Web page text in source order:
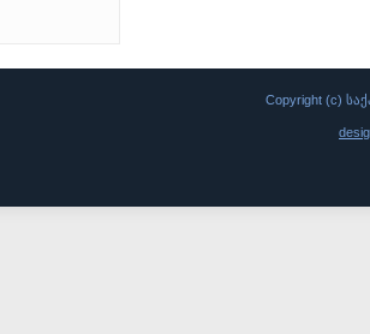
Copyright (c)